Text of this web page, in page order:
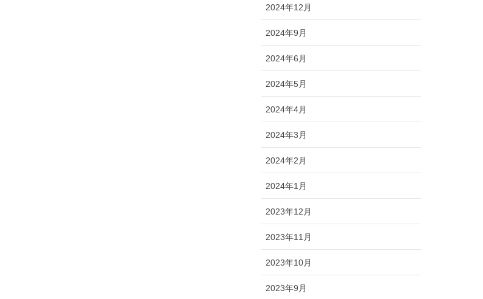
2024年12月
2024年9月
2024年6月
2024年5月
2024年4月
2024年3月
2024年2月
2024年1月
2023年12月
2023年11月
2023年10月
2023年9月